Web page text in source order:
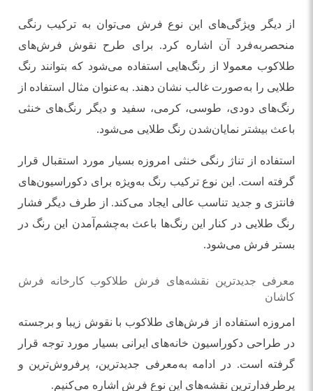
از دیگر ویژگی‌های این نوع فرش می‌توان به ترکیب رنگی
منحصر‌به‌فرد آن اشاره کرد. برای طرح‌ نقوش فرش‌های
طلاکوب معمولا از رنگ‌هایی استفاده می‌شود که بتوانند رنگ
طلایی را به‌صورت غالب نشان دهند. به‌عنوان مثال استفاده از
رنگ‌های دودی، طوسی، کرمی، سفید و دیگر رنگ‌های خنثی
باعث بیشتر نمایان‌شدن رنگ طلایی می‌شود.
استفاده از تناژ رنگی خنثی امروزه بسیار مورد استقبال قرار
گرفته است. این نوع ترکیب رنگ به‌ویژه برای دکوراسیون‌های
فانتزی و جدید تناسب عالی ایجاد می‌کند. از طرف دیگر فشار
رنگ طلایی در کنار این رنگ‌ها باعث به‌چشم‌آمدن این رنگ در
بستر فرش می‌شود.
معرفی جدیدترین نقشه‌های فرش طلاکوب کارخانه فرش
کاشان
امروزه استفاده از فرش‌های طلاکوب با نقوش زیبا و برجسته
در طراحی دکوراسیون‌ خانه‌های ایرانی بسیار مورد توجه قرار
گرفته است. در ادامه به‌معرفی جدیدترین، پرفروش‌ترین و
پرطرفدارترین نقشه‌های این نوع فرش اشاره می‌کنیم.